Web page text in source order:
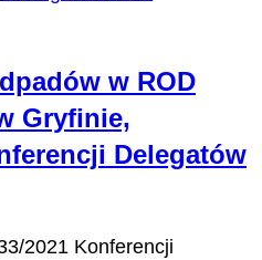
w ROD
Gryfinie,
Delegatów
2021 Konferencji